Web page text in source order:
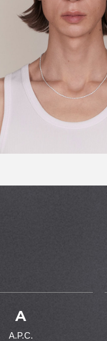
A
A.P.C.